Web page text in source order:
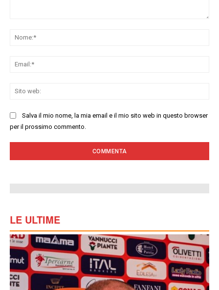
Salva il mio nome, la mia email e il mio sito web in questo browser
per il prossimo commento.
LE ULTIME